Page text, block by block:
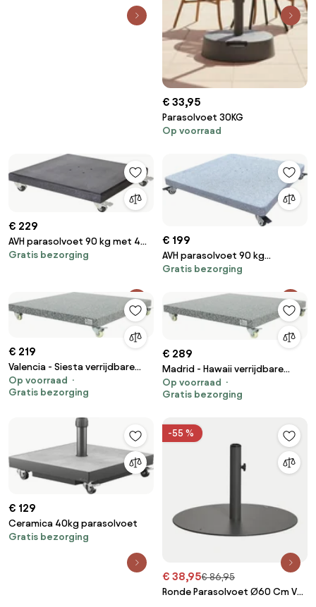
€ 33,95
Parasolvoet 30KG
Op voorraad
€ 229
AVH parasolvoet 90 kg met 4
wielen donker zwart graniet
Gratis bezorging
€ 199
AVH parasolvoet 90 kg
Hacienda / Siesta met 4 wielen
Gratis bezorging
€ 219
Valencia - Siesta verrijdbare
parasolvoet 90 kg.
Op voorraad
Gratis bezorging
€ 289
Madrid - Hawaii verrijdbare
parasolvoet graniet 120kg.
Op voorraad
Gratis bezorging
€ 129
Ceramica 40kg parasolvoet
Gratis bezorging
-55 %
€ 38,95€ 86,95
Ronde Parasolvoet Ø60 Cm Van